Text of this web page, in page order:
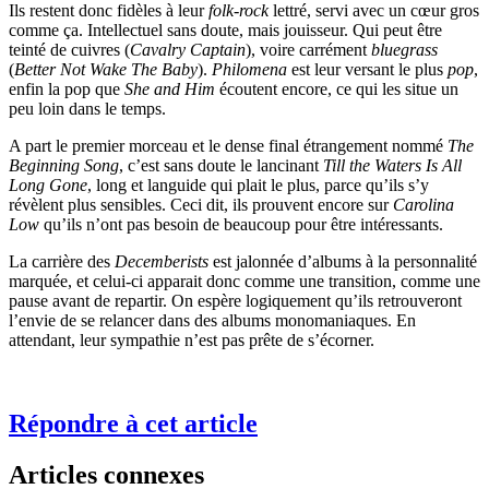
Ils restent donc fidèles à leurfolk-rocklettré, servi avec un cœur gros
comme ça. Intellectuel sans doute, mais jouisseur. Qui peut être
teinté de cuivres (Cavalry Captain), voire carrément bluegrass
(Better Not Wake The Baby). Philomena est leur versant le plus pop,
enfin la pop que She and Him écoutent encore, ce qui les situe un
peu loin dans le temps.
A part le premier morceau et le dense final étrangement nommé The
Beginning Song, c’est sans doute le lancinant Till the Waters Is All
Long Gone, long et languide qui plait le plus, parce qu’ils s’y
révèlent plus sensibles. Ceci dit, ils prouvent encore sur Carolina
Low qu’ils n’ont pas besoin de beaucoup pour être intéressants.
La carrière des Decemberists est jalonnée d’albums à la personnalité
marquée, et celui-ci apparait donc comme une transition, comme une
pause avant de repartir. On espère logiquement qu’ils retrouveront
l’envie de se relancer dans des albums monomaniaques. En
attendant, leur sympathie n’est pas prête de s’écorner.
Répondre à cet article
Articles connexes